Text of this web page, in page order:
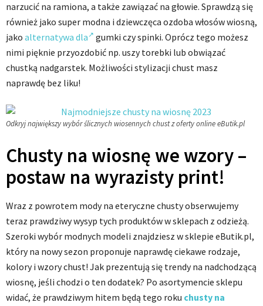
narzucić na ramiona, a także zawiązać na głowie. Sprawdzą się
również jako super modna i dziewczęca ozdoba włosów wiosną,
jako alternatywa dla
gumki czy spinki. Oprócz tego możesz
nimi pięknie przyozdobić np. uszy torebki lub obwiązać
chustką nadgarstek. Możliwości stylizacji chust masz
naprawdę bez liku!
Odkryj największy wybór ślicznych wiosennych chust z oferty online eButik.pl
Chusty na wiosnę we wzory –
postaw na wyrazisty print!
Wraz z powrotem mody na eteryczne chusty obserwujemy
teraz prawdziwy wysyp tych produktów w sklepach z odzieżą.
Szeroki wybór modnych modeli znajdziesz w sklepie eButik.pl,
który na nowy sezon proponuje naprawdę ciekawe rodzaje,
kolory i wzory chust! Jak prezentują się trendy na nadchodzącą
wiosnę, jeśli chodzi o ten dodatek? Po asortymencie sklepu
widać, że prawdziwym hitem będą tego roku chusty na